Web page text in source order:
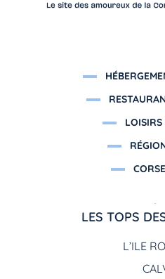
LOISIRS
LES TOPS
L’ILE